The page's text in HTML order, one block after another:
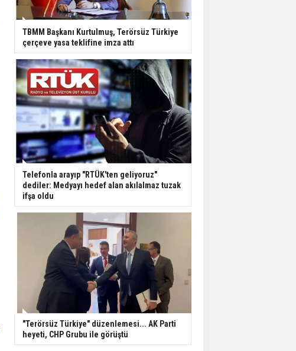
Bilim kurgu
gerçekleşiyor...
Dondurulmuş insanları
hayata döndürecek keşif
Ünlü türkücü Mahmut
Tuncer estetik
operasyon geçirdi: Son
hali gündem oldu
Yerli turist 229,7 milyar
lira seyahat harcaması
yaptı
Gazze'deki Sağlık
Vahşetin pençesinde 2
salgın vaka tespit edildi
TBMM Başkanı Kurtulmuş, Terörsüz Türkiye
çerçeve yasa teklifine imza attı
Telefonla arayıp "RTÜK'ten geliyoruz"
dediler: Medyayı hedef alan akılalmaz tuzak
ifşa oldu
"Terörsüz Türkiye" düzenlemesi... AK Parti
heyeti, CHP Grubu ile görüştü